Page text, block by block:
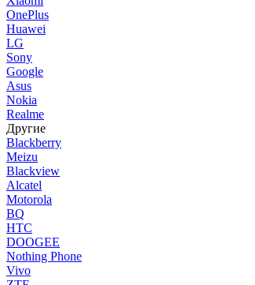
OnePlus
Huawei
LG
Sony
Google
Asus
Nokia
Realme
Другие
Blackberry
Meizu
Blackview
Alcatel
Motorola
BQ
HTC
DOOGEE
Nothing Phone
Vivo